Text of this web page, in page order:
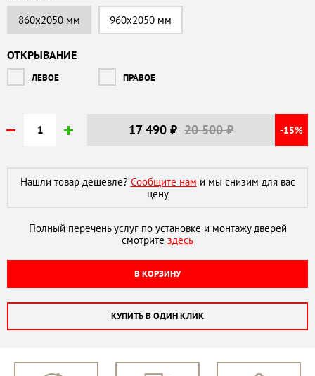
860х2050 мм 960х2050 мм
ОТКРЫВАНИЕ
ЛЕВОЕ ПРАВОЕ
17 490 ₽ 20 500 ₽ -15%
Нашли товар дешевле? Сообщите нам и мы снизим для вас
цену
Полный перечень услуг по установке и монтажу дверей
смотрите здесь
В КОРЗИНУ
КУПИТЬ В ОДИН КЛИК